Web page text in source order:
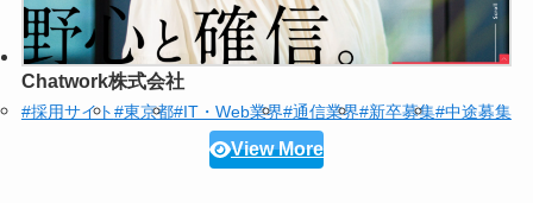
Chatwork株式会社
#採用サイト#東京都#IT・Web業界#通信業界#新卒募集#中途募集
View More